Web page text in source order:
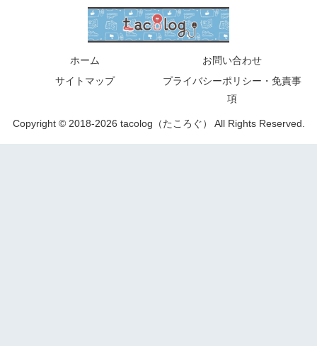
ホーム
お問い合わせ
サイトマップ
プライバシーポリシー・免責事
項
Copyright © 2018-2026 tacolog（たころぐ） All Rights Reserved.